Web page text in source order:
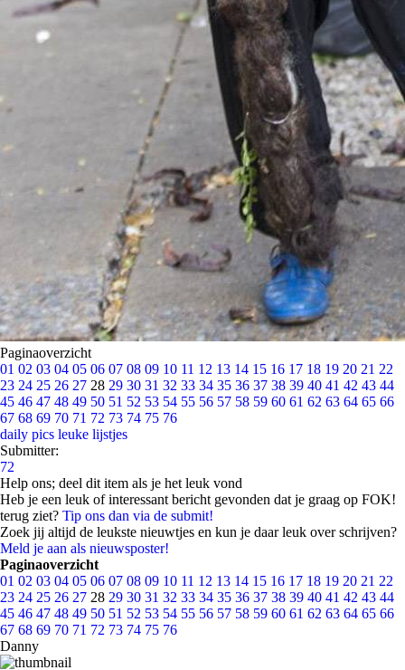
Paginaoverzicht
01 02 03 04 05 06 07 08 09 10 11 12 13 14 15 16 17 18 19 20 21 22
23 24 25 26 27 28 29 30 31 32 33 34 35 36 37 38 39 40 41 42 43 44
45 46 47 48 49 50 51 52 53 54 55 56 57 58 59 60 61 62 63 64 65 66
67 68 69 70 71 72 73 74 75 76
daily pics leuke lijstjes
Submitter:
72
Help ons; deel dit item als je het leuk vond
Heb je een leuk of interessant bericht gevonden dat je graag op FOK!
terug ziet? Tip ons dan via de submit!
Zoek jij altijd de leukste nieuwtjes en kun je daar leuk over schrijven?
Meld je aan als nieuwsposter!
Paginaoverzicht
01 02 03 04 05 06 07 08 09 10 11 12 13 14 15 16 17 18 19 20 21 22
23 24 25 26 27 28 29 30 31 32 33 34 35 36 37 38 39 40 41 42 43 44
45 46 47 48 49 50 51 52 53 54 55 56 57 58 59 60 61 62 63 64 65 66
67 68 69 70 71 72 73 74 75 76
Danny